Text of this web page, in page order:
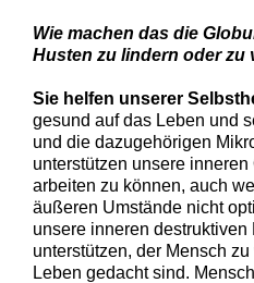
Wie machen das die
Husten zu lindern oder zu
Sie helfen unserer
gesund auf das Leben und
und die dazugehörigen
unterstützen unsere
arbeiten zu können, auch
äußeren Umstände nicht
unsere inneren
unterstützen, der Mensch
Leben gedacht sind.